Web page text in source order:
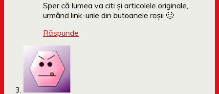
Sper că lumea va citi și articolele originale,
urmând link-urile din butoanele roșii 🙂
Răspunde